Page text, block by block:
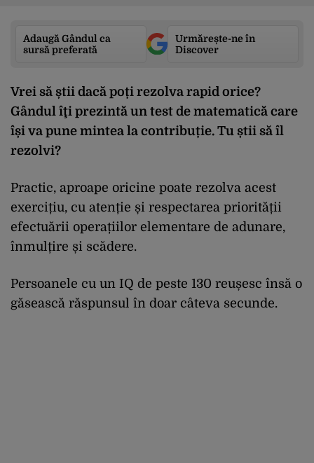
Adaugă Gândul ca
sursă preferată
Urmărește-ne în
Discover
Vrei să știi dacă poți rezolva rapid orice?
Gândul îţi prezintă un test de matematică care
își va pune mintea la contribuție. Tu știi să îl
rezolvi?
Practic, aproape oricine poate rezolva acest
exercițiu, cu atenție și respectarea priorității
efectuării operațiilor elementare de adunare,
înmulțire și scădere.
Persoanele cu un IQ de peste 130 reușesc însă o
găsească răspunsul în doar câteva secunde.